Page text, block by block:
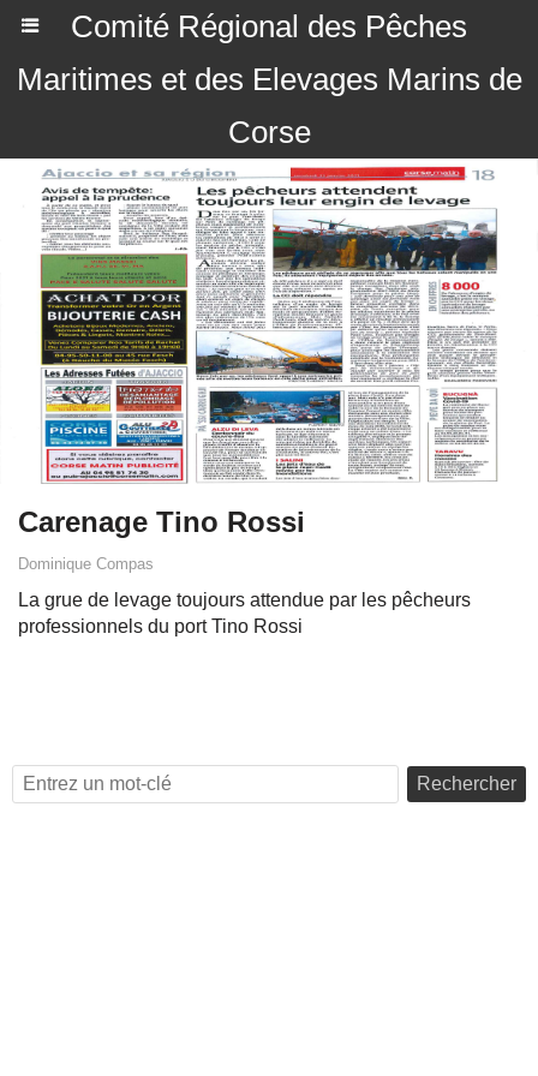
Comité Régional des Pêches
Maritimes et des Elevages Marins de
Corse
Carenage Tino Rossi
Dominique Compas
La grue de levage toujours attendue par les pêcheurs
professionnels du port Tino Rossi
Rechercher